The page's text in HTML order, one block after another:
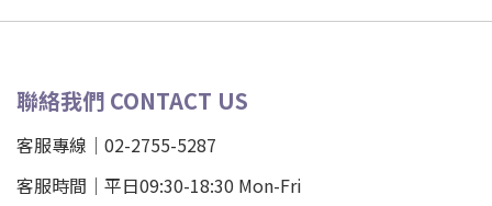
聯絡我們 CONTACT US
客服專線｜02-2755-5287
客服時間｜平日09:30-18:30 Mon-Fri